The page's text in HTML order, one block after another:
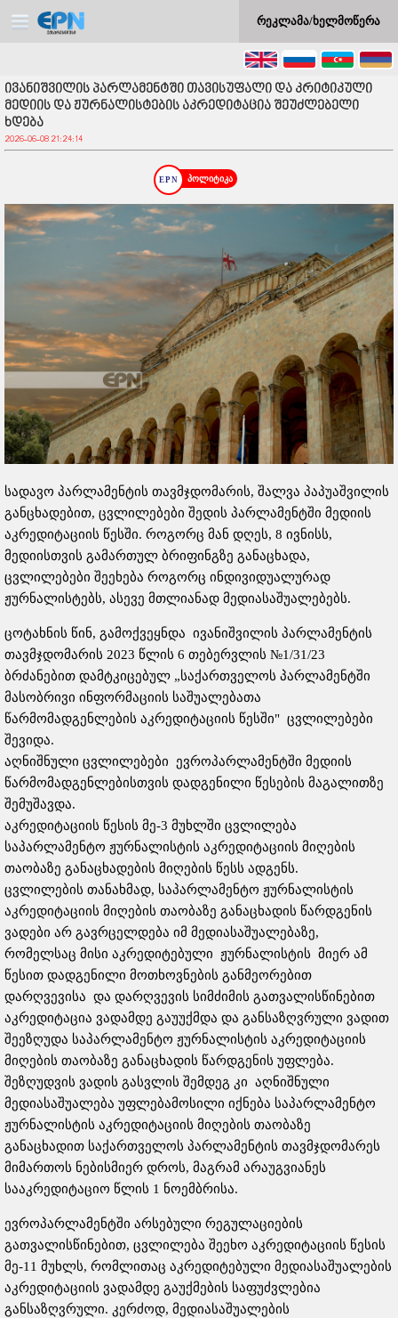
რეკლამა/ხელმოწერა
ივანიშვილის პარლამენტში თავისუფალი და კრიტიკული
მედიის და ჟურნალისტების აკრედიტაცია შეუძლებელი
ხდება
2026-06-08 21:24:14
პოლიტიკა
სადავო პარლამენტის თავმჯდომარის, შალვა პაპუაშვილის
განცხადებით, ცვლილებები შედის პარლამენტში მედიის
აკრედიტაციის წესში. როგორც მან დღეს, 8 ივნისს,
მედიისთვის გამართულ ბრიფინგზე განაცხადა,
ცვლილებები შეეხება როგორც ინდივიდუალურად
ჟურნალისტებს, ასევე მთლიანად მედიასაშუალებებს.
ცოტახნის წინ, გამოქვეყნდა ივანიშვილის პარლამენტის
თავმჯდომარის 2023 წლის 6 თებერვლის №1/31/23
ბრძანებით დამტკიცებულ „საქართველოს პარლამენტში
მასობრივი ინფორმაციის საშუალებათა
წარმომადგენლების აკრედიტაციის წესში" ცვლილებები
შევიდა.
აღნიშნული ცვლილებები ევროპარლამენტში მედიის
წარმომადგენლებისთვის დადგენილი წესების მაგალითზე
შემუშავდა.
აკრედიტაციის წესის მე-3 მუხლში ცვლილება
საპარლამენტო ჟურნალისტის აკრედიტაციის მიღების
თაობაზე განაცხადების მიღების წესს ადგენს.
ცვლილების თანახმად, საპარლამენტო ჟურნალისტის
აკრედიტაციის მიღების თაობაზე განაცხადის წარდგენის
ვადები არ გავრცელდება იმ მედიასაშუალებაზე,
რომელსაც მისი აკრედიტებული ჟურნალისტის მიერ ამ
წესით დადგენილი მოთხოვნების განმეორებით
დარღვევისა და დარღვევის სიმძიმის გათვალისწინებით
აკრედიტაცია ვადამდე გაუუქმდა და განსაზღვრული ვადით
შეეზღუდა საპარლამენტო ჟურნალისტის აკრედიტაციის
მიღების თაობაზე განაცხადის წარდგენის უფლება.
შეზღუდვის ვადის გასვლის შემდეგ კი აღნიშნული
მედიასაშუალება უფლებამოსილი იქნება საპარლამენტო
ჟურნალისტის აკრედიტაციის მიღების თაობაზე
განაცხადით საქართველოს პარლამენტის თავმჯდომარეს
მიმართოს ნებისმიერ დროს, მაგრამ არაუგვიანეს
სააკრედიტაციო წლის 1 ნოემბრისა.
ევროპარლამენტში არსებული რეგულაციების
გათვალისწინებით, ცვლილება შეეხო აკრედიტაციის წესის
მე-11 მუხლს, რომლითაც აკრედიტებული მედიასაშუალების
აკრედიტაციის ვადამდე გაუქმების საფუძვლებია
განსაზღვრული. კერძოდ, მედიასაშუალების